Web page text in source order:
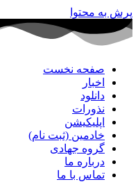
پرش به محتوا
صفحه نخست
اخبار
دانلود
نذورات
اپلیکیشن
خادمین (ثبت نام)
گروه جهادی
درباره ما
تماس با ما